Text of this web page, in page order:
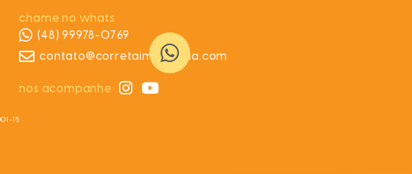
15
chame no whats
(48) 99978-0769
contato@corretaimobiliaria.com
nos acompanhe